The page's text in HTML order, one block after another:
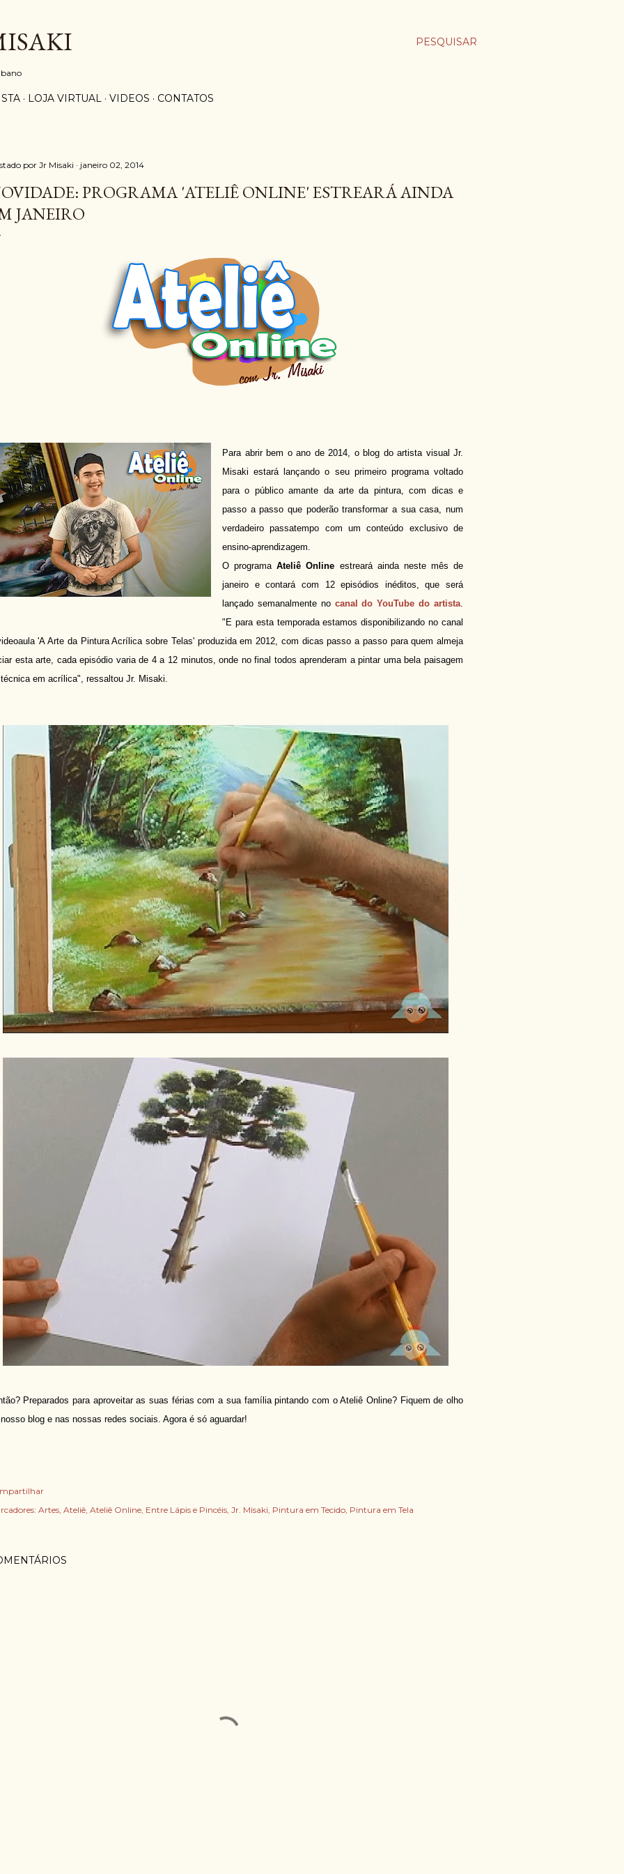
PESQUISAR
LOJA VIRTUAL VIDEOS CONTATOS
por Jr Misaki janeiro 02, 2014
PROGRAMA 'ATELIÊ ONLINE' ESTREARÁ AINDA
JANEIRO
Para abrir bem o ano de 2014, o blog do artista visual Jr.
Misaki estará lançando o seu primeiro programa voltado
para o público amante da arte da pintura, com dicas e
passo a passo que poderão transformar a sua casa, num
verdadeiro passatempo com um conteúdo exclusivo de
ensino-aprendizagem.
O programaAteliê Online estreará ainda neste mês de
janeiro e contará com 12 episódios inéditos, que será
lançado semanalmente no canal do YouTube do artista.
"E para esta temporada estamos disponibilizando no canal
'A Arte da Pintura Acrílica sobre Telas' produzida em 2012, com dicas passo a passo para quem almeja
esta arte, cada episódio varia de 4 a 12 minutos, onde no final todos aprenderam a pintar uma bela paisagem
em acrílica", ressaltou Jr. Misaki.
Preparados para aproveitar as suas férias com a sua família pintando com o Ateliê Online? Fiquem de olho
blog e nas nossas redes sociais. Agora é só aguardar!
Artes Ateliê Ateliê Online Entre Lápis e Pincéis Jr. Misaki Pintura em Tecido Pintura em Tela